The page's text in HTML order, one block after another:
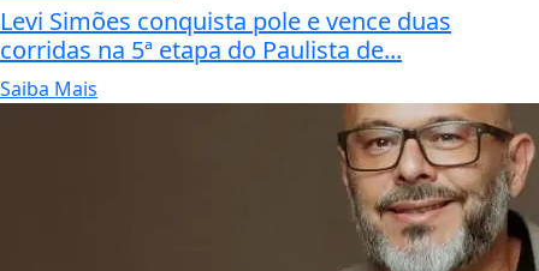
Levi Simões conquista pole e vence duas
corridas na 5ª etapa do Paulista de...
Saiba Mais